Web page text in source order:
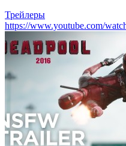
Трейлеры
https://www.youtube.com/